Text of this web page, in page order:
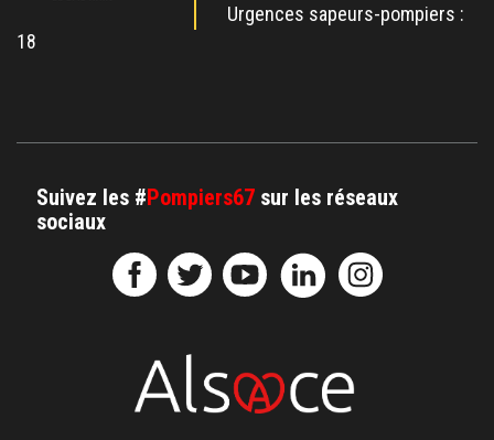
Urgences sapeurs-pompiers :
18
Suivez les #Pompiers67 sur les réseaux
sociaux